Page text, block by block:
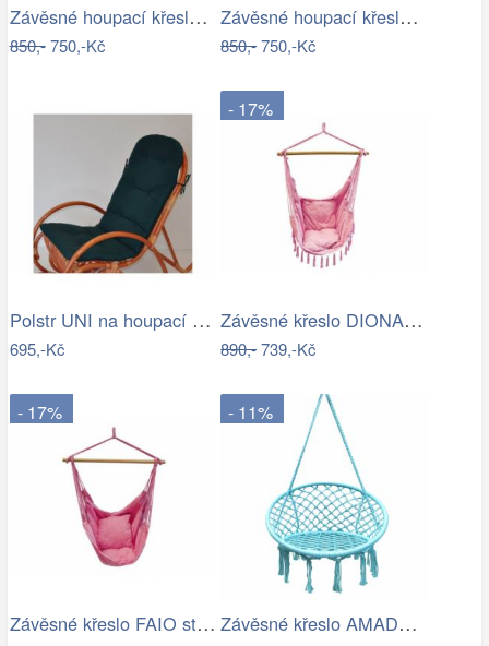
Závěsné houpací křeslo Nikes Blue
850,-750,-Kč
Závěsné houpací křeslo Nikes Red
850,-750,-Kč
Polstr UNI na houpací křeslo - látka…
695,-Kč
- 17%
Závěsné křeslo DIONA starorůžová
890,-739,-Kč
- 17%
Závěsné křeslo FAIO starorůžová
- 11%
Závěsné křeslo AMADO 2 NEW Tempo Kondela